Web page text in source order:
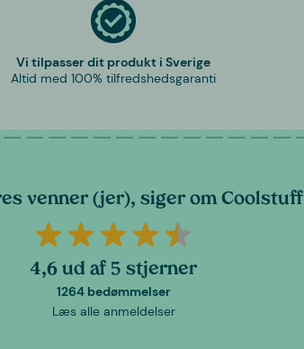
Vi tilpasser dit produkt i Sverige
Altid med 100% tilfredshedsgaranti
venner (jer), siger om Coolstuff
4,6 ud af 5 stjerner
1264 bedømmelser
Læs alle anmeldelser